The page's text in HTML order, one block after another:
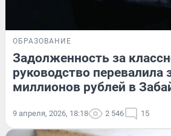
ОБРАЗОВАНИЕ
Задолженность за
руководство перевалила
миллионов рублей в
9 апреля, 2026, 18:18 2 546 15